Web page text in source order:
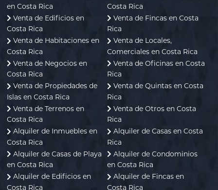
en Costa Rica
Costa Rica
Venta de Edificios en
Costa Rica
Venta de Fincas en Costa
Rica
Venta de Habitaciones en
Costa Rica
Venta de Locales,
Comerciales en Costa Rica
Venta de Negocios en
Costa Rica
Venta de Oficinas en Costa
Rica
Venta de Propiedades de
Islas en Costa Rica
Venta de Quintas en Costa
Rica
Venta de Terrenos en
Costa Rica
Venta de Otros en Costa
Rica
Alquiler de Inmuebles en
Costa Rica
Alquiler de Casas en Costa
Rica
Alquiler de Casas de Playa
en Costa Rica
Alquiler de Condominios
en Costa Rica
Alquiler de Edificios en
Costa Rica
Alquiler de Fincas en
Costa Rica